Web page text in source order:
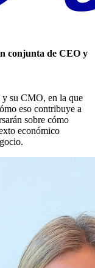
conjunta de CEO y
y su CMO, en la que
eso contribuye a
sobre cómo
económico